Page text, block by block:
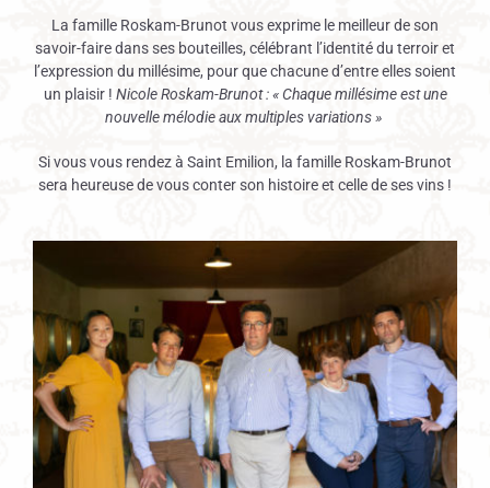
La famille Roskam-Brunot vous exprime le meilleur de son
savoir-faire dans ses bouteilles, célébrant l’identité du terroir et
l’expression du millésime, pour que chacune d’entre elles soient
un plaisir ! Nicole Roskam-Brunot : « Chaque millésime est une
nouvelle mélodie aux multiples variations »
Si vous vous rendez à Saint Emilion, la famille Roskam-Brunot
sera heureuse de vous conter son histoire et celle de ses vins !